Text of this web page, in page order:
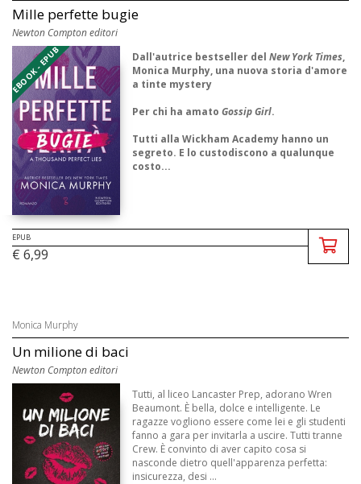
Mille perfette bugie
Newton Compton editori
EBOOK - EPUB Dall'autrice bestseller delNew York Times,
Monica Murphy, una nuova storia d'amore
a tinte mystery
Per chi ha amatoGossip Girl.
Tutti alla Wickham Academy hanno un
segreto. E lo custodiscono a qualunque
costo...
EPUB
€ 6,99
Monica Murphy
Un milione di baci
Newton Compton editori
Tutti, al liceo Lancaster Prep, adorano Wren
Beaumont. È bella, dolce e intelligente. Le
ragazze vogliono essere come lei e gli studenti
fanno a gara per invitarla a uscire. Tutti tranne
Crew. È convinto di aver capito cosa si
nasconde dietro quell'apparenza perfetta:
insicurezza, desi ...